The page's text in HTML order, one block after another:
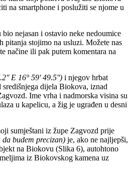
na smartphone i poslužiti se njome u
nejasan i ostavio neke nedoumice
stojimo na usluzi. Možete nas
načine ili pak putem komentara na
E 16° 59' 49.5'') i njegov hrbat
središnjega dijela Biokova, iznad
Ime vrha i nadmorska visina su
u kapelicu, a žig je ugrađen u desni
sumještani iz župe Zagvozd prije
da budem precizan) je, ako ne najljepši,
na Biokovu (Slika 6), autohtono
iz Biokovskog kamena uz